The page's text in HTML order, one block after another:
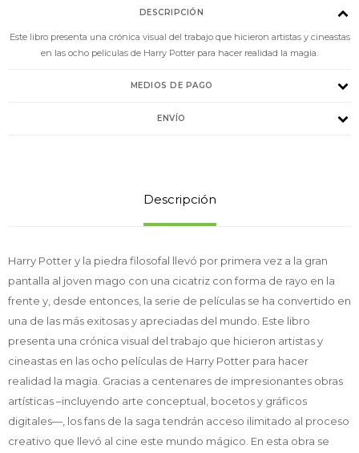
DESCRIPCIÓN
Este libro presenta una crónica visual del trabajo que hicieron artistas y cineastas
en las ocho películas de Harry Potter para hacer realidad la magia.
MEDIOS DE PAGO
ENVÍO
Descripción
Harry Potter y la piedra filosofal llevó por primera vez a la gran
pantalla al joven mago con una cicatriz con forma de rayo en la
frente y, desde entonces, la serie de películas se ha convertido en
una de las más exitosas y apreciadas del mundo. Este libro
presenta una crónica visual del trabajo que hicieron artistas y
cineastas en las ocho películas de Harry Potter para hacer
realidad la magia. Gracias a centenares de impresionantes obras
artísticas –incluyendo arte conceptual, bocetos y gráficos
digitales—, los fans de la saga tendrán acceso ilimitado al proceso
creativo que llevó al cine este mundo mágico. En esta obra se